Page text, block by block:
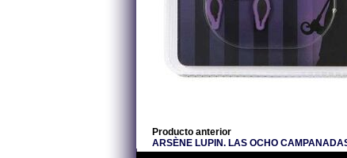
Producto anterior
ARSÈNE LUPIN. LAS OCHO